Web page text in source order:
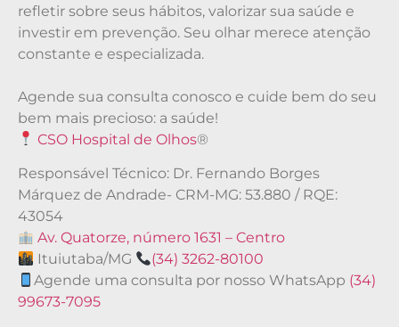
refletir sobre seus hábitos, valorizar sua saúde e
investir em prevenção. Seu olhar merece atenção
constante e especializada.
Agende sua consulta conosco e cuide bem do seu
bem mais precioso: a saúde!
CSO Hospital de Olhos®
Responsável Técnico: Dr. Fernando Borges
Márquez de Andrade- CRM-MG: 53.880 / RQE:
43054
Av. Quatorze, número 1631 – Centro
Ituiutaba/MG
(34) 3262-80100
Agende uma consulta por nosso WhatsApp (34)
99673-7095